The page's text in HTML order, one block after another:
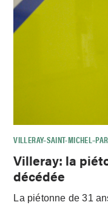
VILLERAY–SAINT-
Villeray: la
décédée
La piétonne de 31